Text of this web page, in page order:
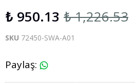
₺ 950.13 ₺ 1,226.53
SKU 72450-SWA-A01
Paylaş: